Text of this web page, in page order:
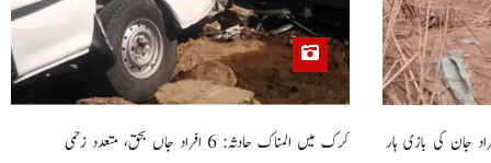
گھر کی چھت گرنے کا سانحہ: 5 افراد جان کی بازی ہار
کرک میں المناک حادثہ: 6 افراد جاں بحق، متعدد زخمی